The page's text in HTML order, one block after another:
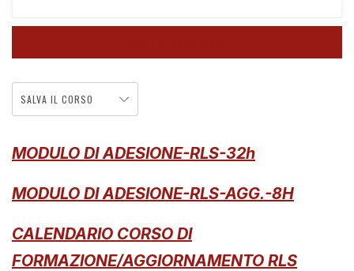
SALVA IL CORSO
MODULO DI ADESIONE-RLS-32h
MODULO DI ADESIONE-RLS-AGG.-8H
CALENDARIO CORSO DI
FORMAZIONE/AGGIORNAMENTO RLS